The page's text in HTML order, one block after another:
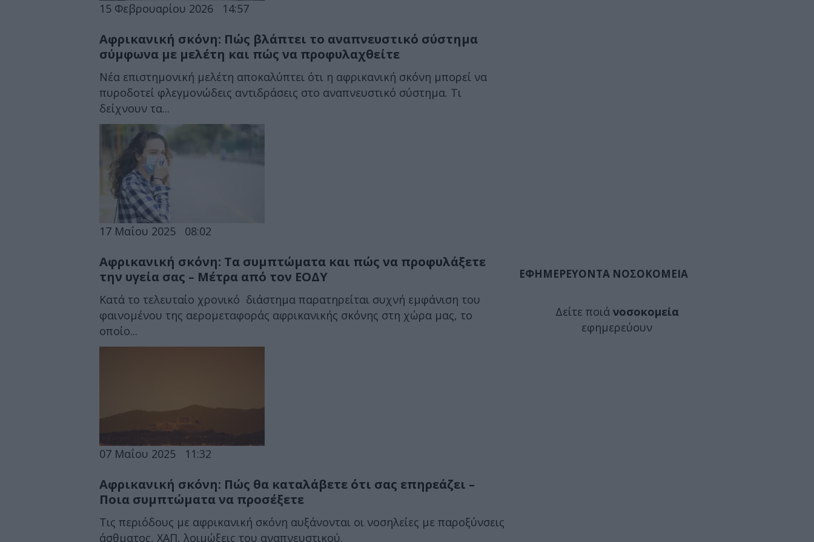
15 Φεβρουαρίου 2026 14:57
Αφρικανική σκόνη: Πώς βλάπτει το αναπνευστικό σύστημα
σύμφωνα με μελέτη και πώς να προφυλαχθείτε
Νέα επιστημονική μελέτη αποκαλύπτει ότι η αφρικανική σκόνη μπορεί να
πυροδοτεί φλεγμονώδεις αντιδράσεις στο αναπνευστικό σύστημα. Τι
δείχνουν τα...
17 Μαΐου 2025 08:02
Αφρικανική σκόνη: Τα συμπτώματα και πώς να προφυλάξετε
την υγεία σας – Μέτρα από τον ΕΟΔΥ
Κατά το τελευταίο χρονικό διάστημα παρατηρείται συχνή εμφάνιση του
φαινομένου της αερομεταφοράς αφρικανικής σκόνης στη χώρα μας, το
οποίο...
07 Μαΐου 2025 11:32
Αφρικανική σκόνη: Πώς θα καταλάβετε ότι σας επηρεάζει –
Ποια συμπτώματα να προσέξετε
Τις περιόδους με αφρικανική σκόνη αυξάνονται οι νοσηλείες με παροξύνσεις
άσθματος, ΧΑΠ, λοιμώξεις του αναπνευστικού.
ΕΦΗΜΕΡΕΥΟΝΤΑ ΝΟΣΟΚΟΜΕΙΑ
Δείτε ποιά νοσοκομεία
εφημερεύουν